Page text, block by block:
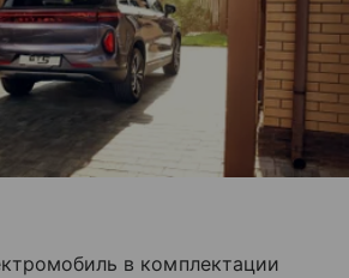
в комплектации